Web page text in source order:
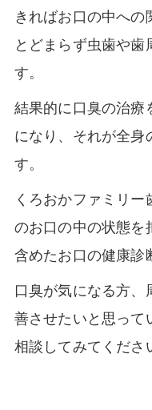
きればお口の中へ
とどまらず虫歯や歯
す。
結果的に口臭の治療
になり、それが全身
す。
くろおかファミリ
のお口の中の状態を
含めたお口の健康診
口臭が気になる方
善させたいと思って
相談してみてくださ